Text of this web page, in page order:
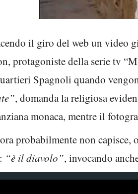
il giro del web un video
protagoniste della serie tv
Spagnoli quando
, domanda la religiosa
monaca, mentre il
probabilmente non
“è il diavolo”, invocando